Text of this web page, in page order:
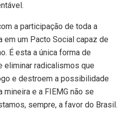
a participação de toda a
em um Pacto Social capaz de
É esta a única forma de
eliminar radicalismos que
e destroem a possibilidade
mineira e a FIEMG não se
sempre, a favor do Brasil.